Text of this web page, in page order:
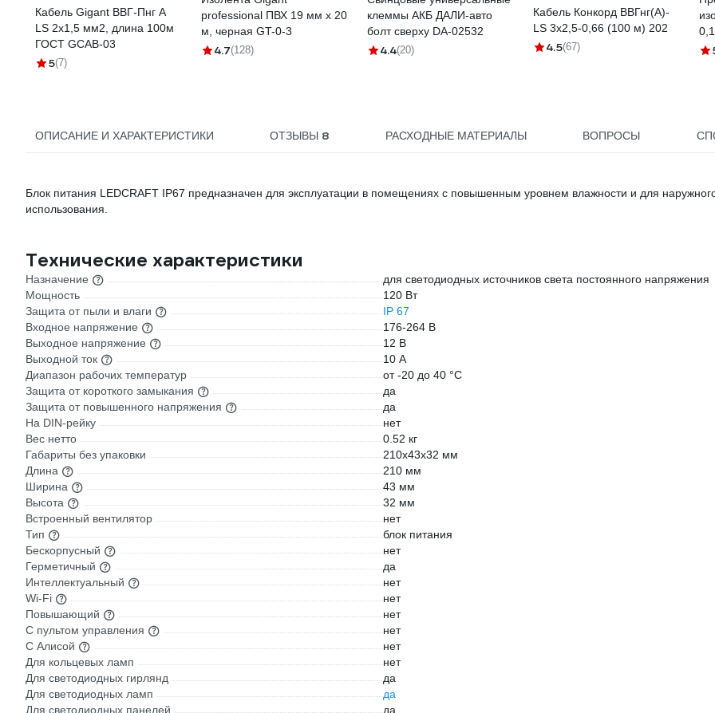
Кабель Gigant ВВГ-Пнг А
LS 2x1,5 мм2, длина 100м
ГОСТ GCAB-03
5(7)
professional ПВХ 19 мм х 20
м, черная GT-0-3
4.7(128)
клеммы АКБ ДАЛИ-авто
болт сверху DA-02532
4.4(20)
Кабель Конкорд ВВГнг(А)-
LS 3х2,5-0,66 (100 м) 202
4.5(67)
ОПИСАНИЕ И ХАРАКТЕРИСТИКИ ОТЗЫВЫ 8 РАСХОДНЫЕ МАТЕРИАЛЫ ВОПРОСЫ
Блок питания LEDCRAFT IP67 предназначен для эксплуатации в помещениях с повышенным уровнем влажности и для
использования.
Технические характеристики
Назначение
для светодиодных источников света постоянного напряжения
Мощность
120 Вт
Защита от пыли и влаги
IP 67
Входное напряжение
176-264 В
Выходное напряжение
12 В
Выходной ток
10 А
Диапазон рабочих температур
от -20 до 40 °С
Защита от короткого замыкания
да
Защита от повышенного напряжения
да
На DIN-рейку
нет
Вес нетто
0.52 кг
Габариты без упаковки
210х43х32 мм
Длина
210 мм
Ширина
43 мм
Высота
32 мм
Встроенный вентилятор
нет
Тип
блок питания
Бескорпусный
нет
Герметичный
да
Интеллектуальный
нет
Wi-Fi
нет
Повышающий
нет
С пультом управления
нет
С Алисой
нет
Для кольцевых ламп
нет
Для светодиодных гирлянд
да
Для светодиодных ламп
да
Для светодиодных панелей
да